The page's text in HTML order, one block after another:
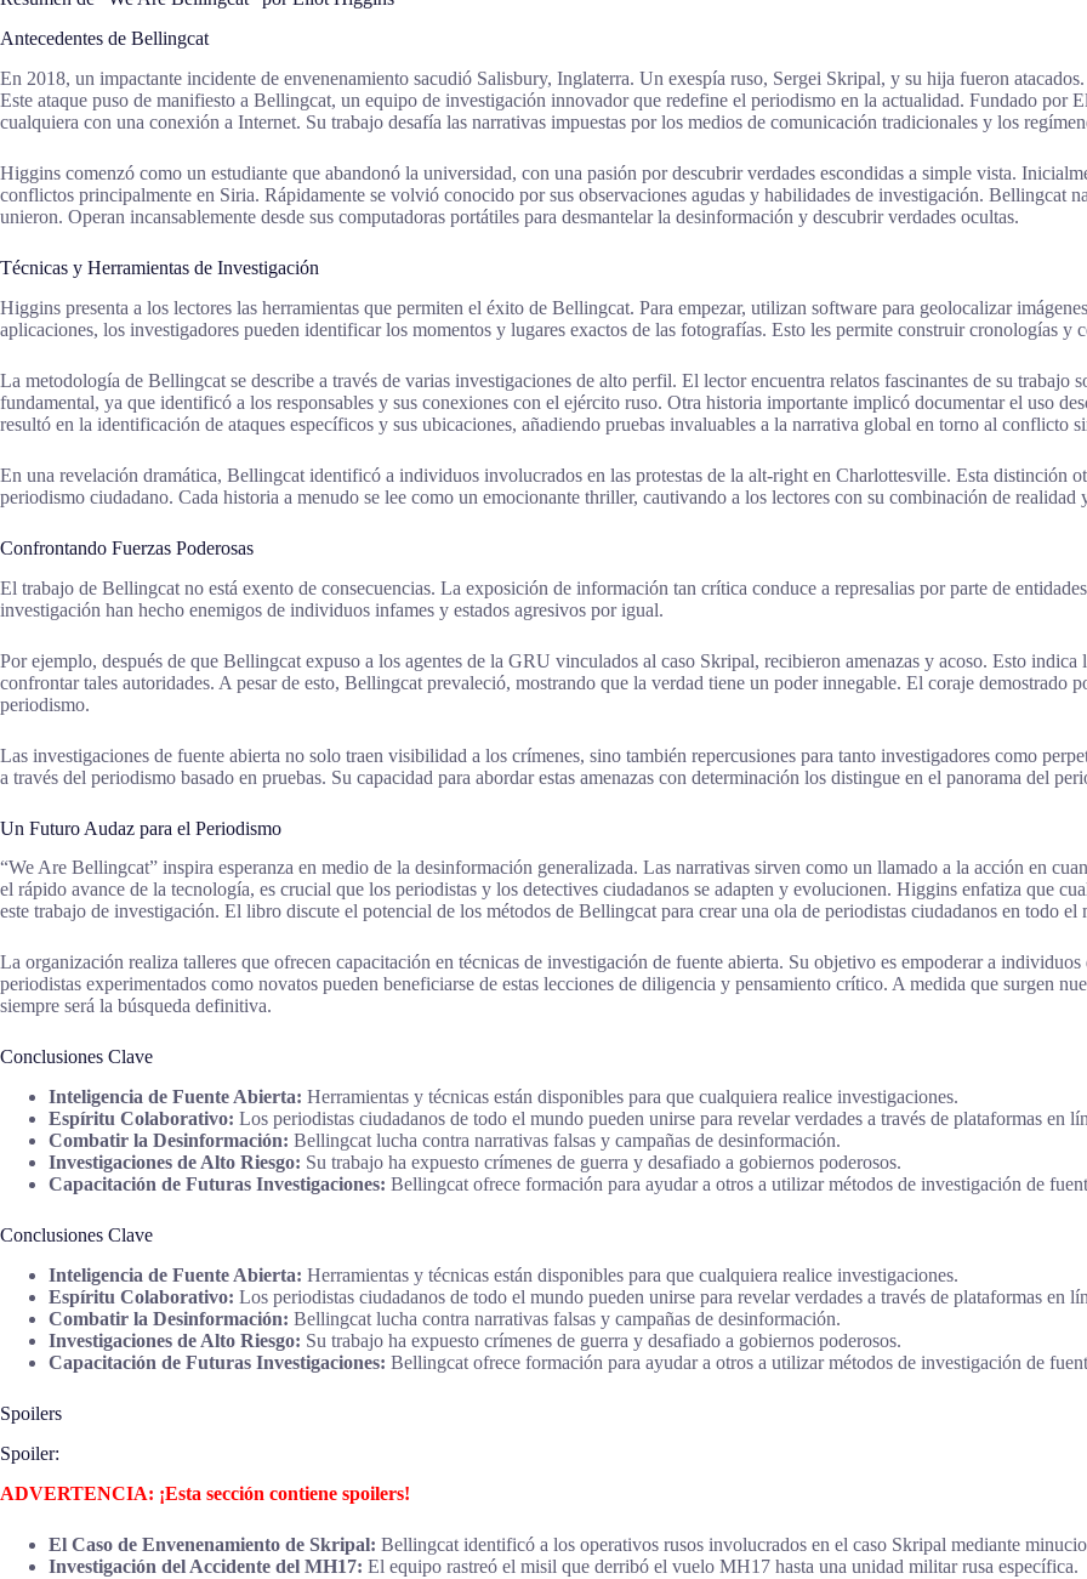
Antecedentes de Bellingcat
En 2018, un impactante incidente de envenenamiento sacudió Salisbury, Inglaterra. Un exespía ruso, Sergei Skripal, y su hija fueron
Este ataque puso de manifiesto a Bellingcat, un equipo de investigación innovador que redefine el periodismo en la actualidad. Fundado
cualquiera con una conexión a Internet. Su trabajo desafía las narrativas impuestas por los medios de comunicación tradicionales y los
Higgins comenzó como un estudiante que abandonó la universidad, con una pasión por descubrir verdades escondidas a simple vista.
conflictos principalmente en Siria. Rápidamente se volvió conocido por sus observaciones agudas y habilidades de investigación. Bellingcat
unieron. Operan incansablemente desde sus computadoras portátiles para desmantelar la desinformación y descubrir verdades ocultas.
Técnicas y Herramientas de Investigación
Higgins presenta a los lectores las herramientas que permiten el éxito de Bellingcat. Para empezar, utilizan software para geolocalizar
aplicaciones, los investigadores pueden identificar los momentos y lugares exactos de las fotografías. Esto les permite construir cronologías y
La metodología de Bellingcat se describe a través de varias investigaciones de alto perfil. El lector encuentra relatos fascinantes de su
fundamental, ya que identificó a los responsables y sus conexiones con el ejército ruso. Otra historia importante implicó documentar el uso
resultó en la identificación de ataques específicos y sus ubicaciones, añadiendo pruebas invaluables a la narrativa global en torno al conflicto
En una revelación dramática, Bellingcat identificó a individuos involucrados en las protestas de la alt-right en Charlottesville. Esta distinción
periodismo ciudadano. Cada historia a menudo se lee como un emocionante thriller, cautivando a los lectores con su combinación de realidad
Confrontando Fuerzas Poderosas
El trabajo de Bellingcat no está exento de consecuencias. La exposición de información tan crítica conduce a represalias por parte de
investigación han hecho enemigos de individuos infames y estados agresivos por igual.
Por ejemplo, después de que Bellingcat expuso a los agentes de la GRU vinculados al caso Skripal, recibieron amenazas y acoso. Esto
confrontar tales autoridades. A pesar de esto, Bellingcat prevaleció, mostrando que la verdad tiene un poder innegable. El coraje
periodismo.
Las investigaciones de fuente abierta no solo traen visibilidad a los crímenes, sino también repercusiones para tanto investigadores como
a través del periodismo basado en pruebas. Su capacidad para abordar estas amenazas con determinación los distingue en el panorama del
Un Futuro Audaz para el Periodismo
“We Are Bellingcat” inspira esperanza en medio de la desinformación generalizada. Las narrativas sirven como un llamado a la acción en
el rápido avance de la tecnología, es crucial que los periodistas y los detectives ciudadanos se adapten y evolucionen. Higgins enfatiza que
este trabajo de investigación. El libro discute el potencial de los métodos de Bellingcat para crear una ola de periodistas ciudadanos en todo el
La organización realiza talleres que ofrecen capacitación en técnicas de investigación de fuente abierta. Su objetivo es empoderar a
periodistas experimentados como novatos pueden beneficiarse de estas lecciones de diligencia y pensamiento crítico. A medida que surgen
siempre será la búsqueda definitiva.
Conclusiones Clave
Inteligencia de Fuente Abierta: Herramientas y técnicas están disponibles para que cualquiera realice investigaciones.
Espíritu Colaborativo: Los periodistas ciudadanos de todo el mundo pueden unirse para revelar verdades a través de plataformas en
Combatir la Desinformación: Bellingcat lucha contra narrativas falsas y campañas de desinformación.
Investigaciones de Alto Riesgo: Su trabajo ha expuesto crímenes de guerra y desafiado a gobiernos poderosos.
Capacitación de Futuras Investigaciones: Bellingcat ofrece formación para ayudar a otros a utilizar métodos de investigación de
Conclusiones Clave
Inteligencia de Fuente Abierta: Herramientas y técnicas están disponibles para que cualquiera realice investigaciones.
Espíritu Colaborativo: Los periodistas ciudadanos de todo el mundo pueden unirse para revelar verdades a través de plataformas en
Combatir la Desinformación: Bellingcat lucha contra narrativas falsas y campañas de desinformación.
Investigaciones de Alto Riesgo: Su trabajo ha expuesto crímenes de guerra y desafiado a gobiernos poderosos.
Capacitación de Futuras Investigaciones: Bellingcat ofrece formación para ayudar a otros a utilizar métodos de investigación de
Spoilers
Spoiler:
ADVERTENCIA: ¡Esta sección contiene spoilers!
El Caso de Envenenamiento de Skripal: Bellingcat identificó a los operativos rusos involucrados en el caso Skripal mediante
Investigación del Accidente del MH17: El equipo rastreó el misil que derribó el vuelo MH17 hasta una unidad militar rusa específica.